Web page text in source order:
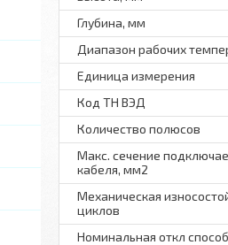
Глубина, мм
Диапазон рабочих
Единица измерения
Код ТН ВЭД
Количество полюсов
Макс. сечение
кабеля, мм2
Механическая
циклов
Номинальная откл